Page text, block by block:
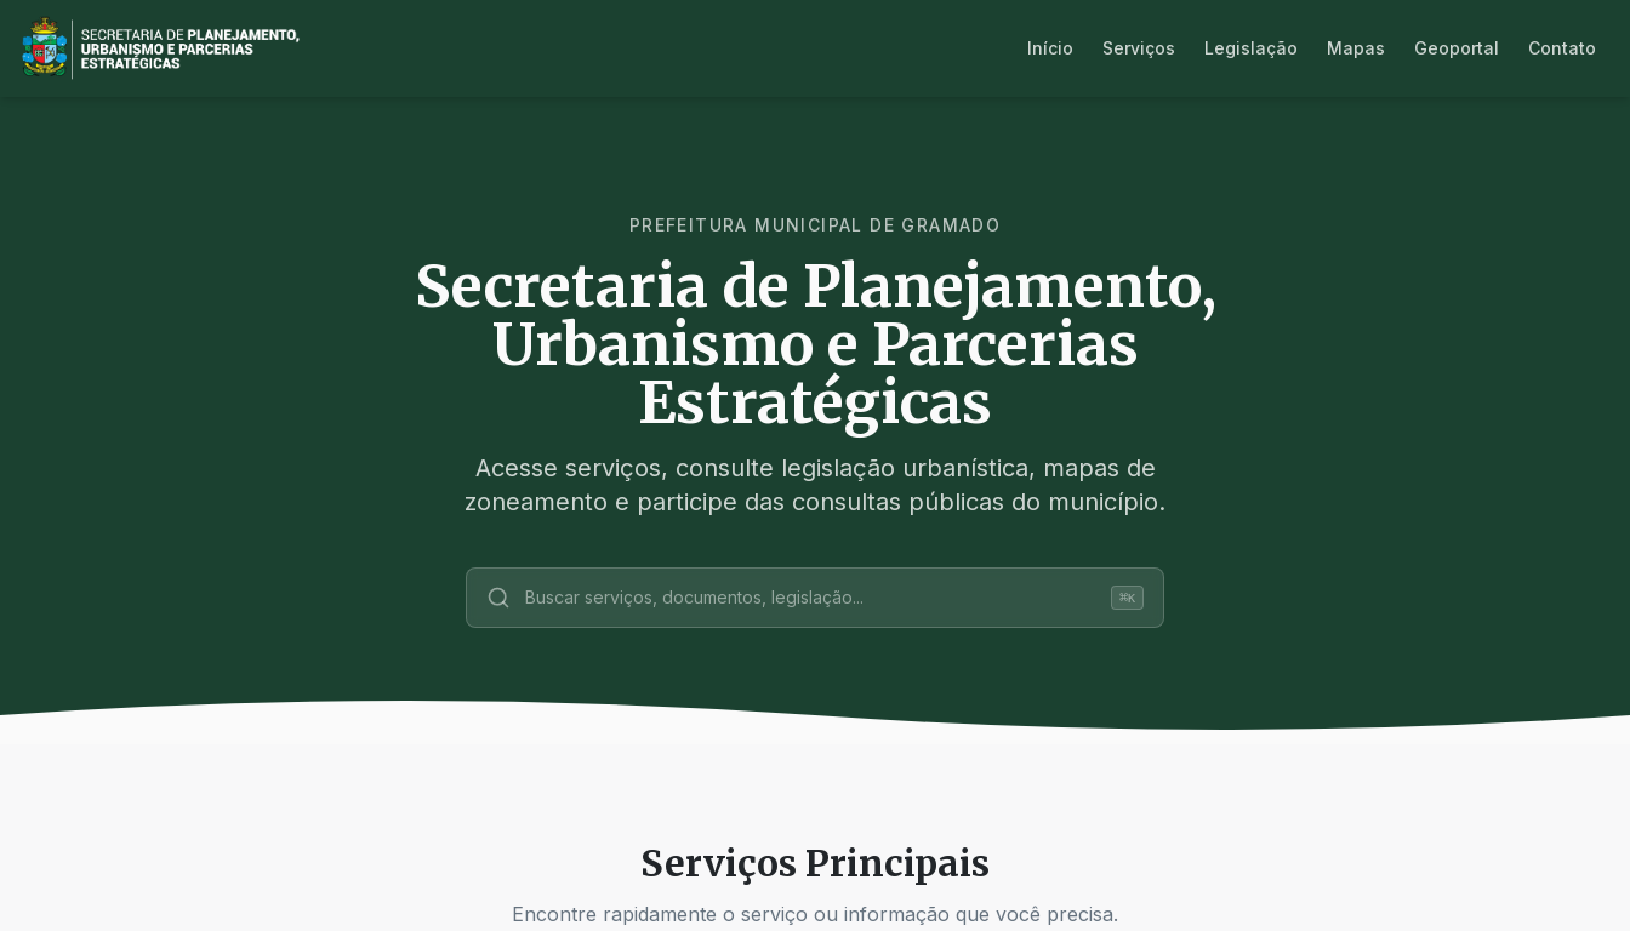
Início Serviços Legislação Mapas Geoportal Contato
PREFEITURA MUNICIPAL DE GRAMADO
Secretaria de Planejamento,
Urbanismo e Parcerias
Estratégicas
Acesse serviços, consulte legislação urbanística, mapas de
zoneamento e participe das consultas públicas do município.
Buscar serviços, documentos, legislação... ⌘K
Serviços Principais
Encontre rapidamente o serviço ou informação que você precisa.